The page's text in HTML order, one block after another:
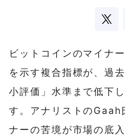
ビットコインのマイナ
を示す複合指標が、過
小評価」水準まで低下
す。アナリストのGaah
ナーの苦境が市場の底